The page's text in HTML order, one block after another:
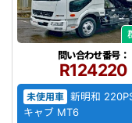
問い合わせ番号：
R124220
未使用車 新明和
キャブ MT6